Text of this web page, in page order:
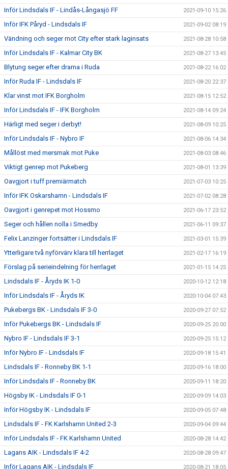
Inför Lindsdals IF - Lindås-Långasjö FF 2021-09-10 15:26
Inför IFK Påryd - Lindsdals IF 2021-09-02 08:19
Vändning och seger mot City efter stark laginsats 2021-08-28 10:58
Inför Lindsdals IF - Kalmar City BK 2021-08-27 13:45
Blytung seger efter drama i Ruda 2021-08-22 16:02
Inför Ruda IF - Lindsdals IF 2021-08-20 22:37
Klar vinst mot IFK Borgholm 2021-08-15 12:52
Inför Lindsdals IF - IFK Borgholm 2021-08-14 09:24
Härligt med seger i derbyt! 2021-08-09 10:25
Inför Lindsdals IF - Nybro IF 2021-08-06 14:34
Mållöst med mersmak mot Puke 2021-08-03 08:46
Viktigt genrep mot Pukeberg 2021-08-01 13:39
Oavgjort i tuff premiärmatch 2021-07-03 10:25
Inför IFK Oskarshamn - Lindsdals IF 2021-07-02 08:28
Oavgjort i genrepet mot Hossmo 2021-06-17 23:52
Seger och hållen nolla i Smedby 2021-06-11 09:37
Felix Lanzinger fortsätter i Lindsdals IF 2021-03-01 15:39
Ytterligare två nyförvärv klara till herrlaget 2021-02-17 16:19
Förslag på serieindelning för herrlaget 2021-01-15 14:25
Lindsdals IF - Åryds IK 1-0 2020-10-12 12:18
Inför Lindsdals IF - Åryds IK 2020-10-04 07:43
Pukebergs BK - Lindsdals IF 3-0 2020-09-27 07:52
Inför Pukebergs BK - Lindsdals IF 2020-09-25 20:00
Nybro IF - Lindsdals IF 3-1 2020-09-25 15:12
Inför Nybro IF - Lindsdals IF 2020-09-18 15:41
Lindsdals IF - Ronneby BK 1-1 2020-09-16 18:00
Inför Lindsdals IF - Ronneby BK 2020-09-11 18:20
Högsby IK - Lindsdals IF 0-1 2020-09-09 14:03
Inför Högsby IK - Lindsdals IF 2020-09-05 07:48
Lindsdals IF - FK Karlshamn United 2-3 2020-09-04 09:44
Inför Lindsdals IF - FK Karlshamn United 2020-08-28 14:42
Lagans AIK - Lindsdals IF 4-2 2020-08-28 09:47
Inför Lagans AIK - Lindsdals IF 2020-08-21 18:05